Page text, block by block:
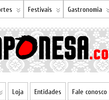
Festivais Gastronomia
Loja Entidades Fale conosco